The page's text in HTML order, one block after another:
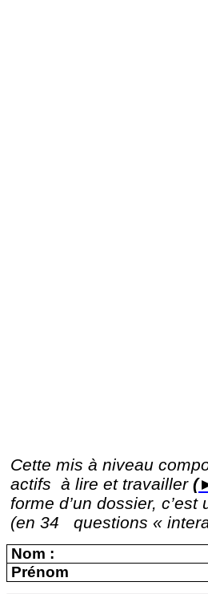
Cette mis à niveau
actifs à lire et travailler
forme d’un dossier, c’est
(en 34
questions «
Nom :
Prénom